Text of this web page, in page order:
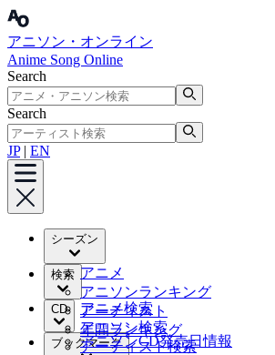
アニソン・オンライン
Anime Song Online
Search
Search
JP| EN
シーズン
アニメ
アニソンランキング
アーティスト
年間ランキング
検索
アニメ検索
アニソン検索
アーティスト検索
CD
アニソンCD発売日情報
ブックマーク